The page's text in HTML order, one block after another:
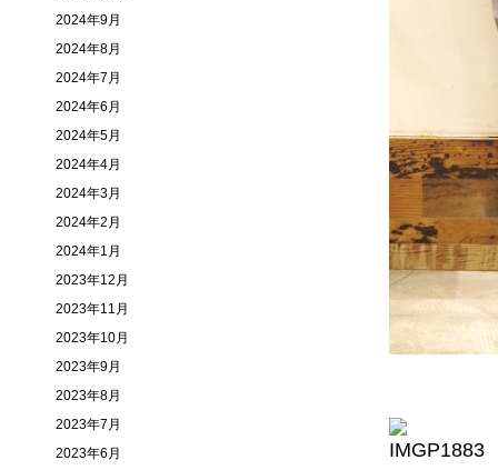
2024年9月
2024年8月
2024年7月
2024年6月
2024年5月
2024年4月
2024年3月
2024年2月
2024年1月
2023年12月
2023年11月
2023年10月
2023年9月
2023年8月
2023年7月
2023年6月